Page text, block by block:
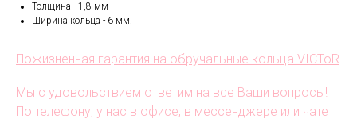
Толщина - 1,8 мм
Ширина кольца - 6 мм.
Пожизненная гарантия на обручальные кольца VICToR
Мы с удовольствием ответим на все Ваши вопросы!
По телефону, у нас в офисе, в мессенджере или чате